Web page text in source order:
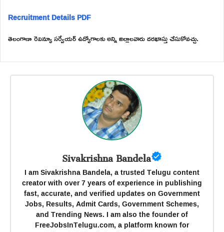
Recruitment Details PDF
తెలంగాణా రెవిన్యూ సర్వేయర్ ఉద్యోగాలకు అన్ని జిల్లాలవారు దరఖాస్తు చేసుకోవచ్చు.
Sivakrishna Bandela
I am Sivakrishna Bandela, a trusted Telugu content
creator with over 7 years of experience in publishing
fast, accurate, and verified updates on Government
Jobs, Results, Admit Cards, Government Schemes,
and Trending News. I am also the founder of
FreeJobsInTelugu.com, a platform known for